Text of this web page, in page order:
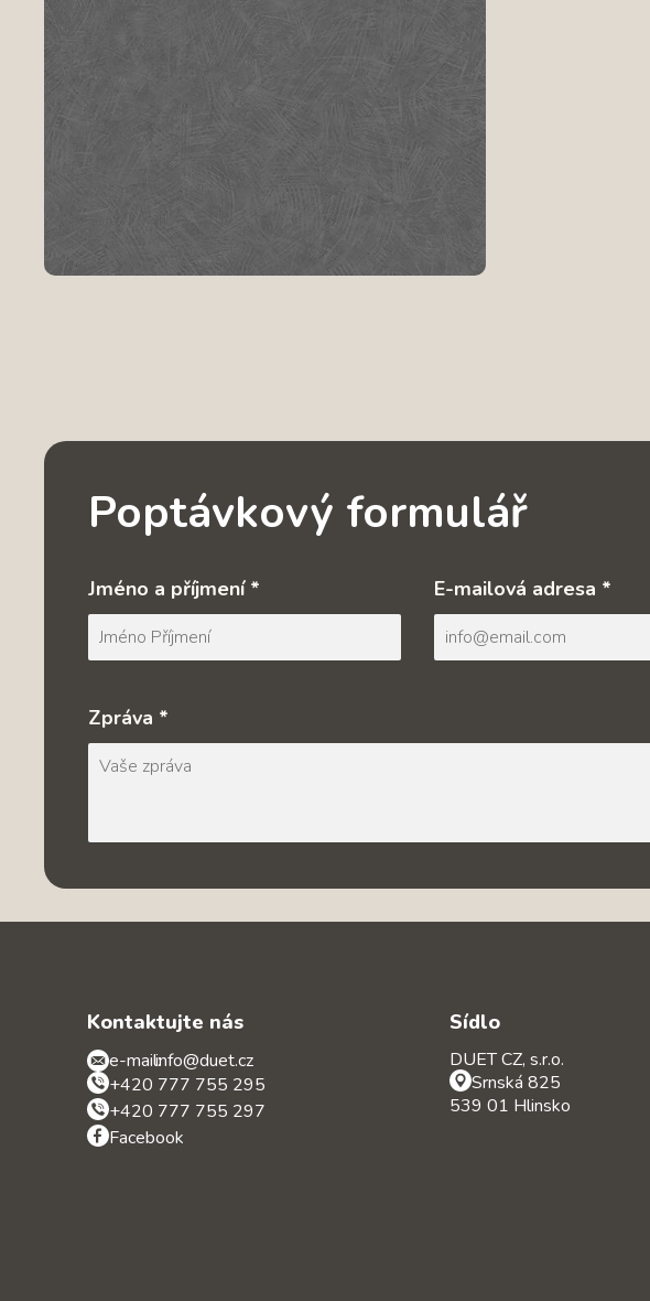
Poptávkový formulář
Jméno a příjmení * E-mailová adresa *
Zpráva *
Kontaktujte nás
e-mail:info@duet.cz
+420 777 755 295
+420 777 755 297
Facebook
Sídlo
DUET CZ, s.r.o.
Srnská 825
539 01 Hlinsko